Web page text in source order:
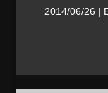
2014/06/26 |